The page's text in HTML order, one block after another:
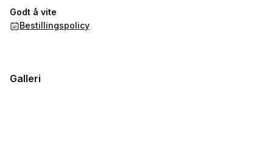
Godt å vite
Bestillingspolicy
Galleri